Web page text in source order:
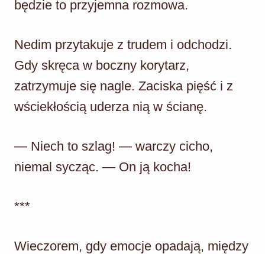
będzie to przyjemna rozmowa.
Nedim przytakuje z trudem i odchodzi.
Gdy skręca w boczny korytarz,
zatrzymuje się nagle. Zaciska pięść i z
wściekłością uderza nią w ścianę.
— Niech to szlag! — warczy cicho,
niemal sycząc. — On ją kocha!
***
Wieczorem, gdy emocje opadają, między